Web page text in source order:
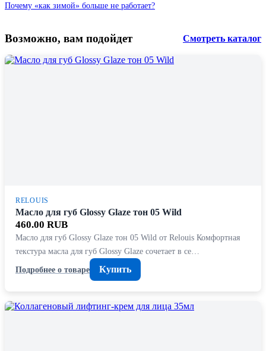
Почему «как зимой» больше не работает?
Возможно, вам подойдет Смотреть каталог
RELOUIS
Масло для губ Glossy Glaze тон 05 Wild
460.00 RUB
Масло для губ Glossy Glaze тон 05 Wild от Relouis Комфортная
текстура масла для губ Glossy Glaze сочетает в се…
Подробнее о товаре
Купить